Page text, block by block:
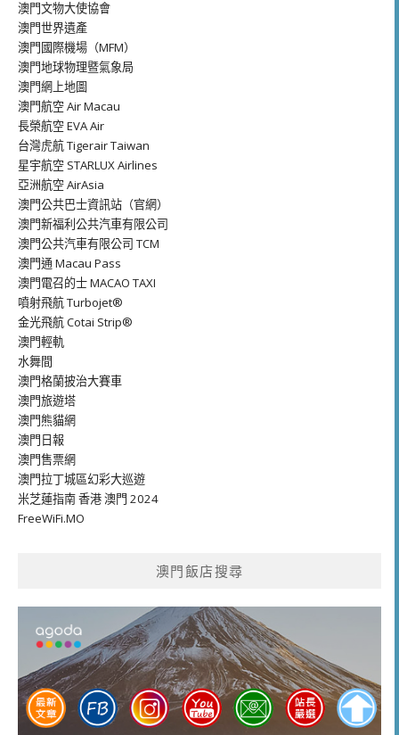
澳門文物大使協會
澳門世界遺產
澳門國際機場（MFM）
澳門地球物理暨氣象局
澳門網上地圖
澳門航空 Air Macau
長榮航空 EVA Air
台灣虎航 Tigerair Taiwan
星宇航空 STARLUX Airlines
亞洲航空 AirAsia
澳門公共巴士資訊站（官網）
澳門新福利公共汽車有限公司
澳門公共汽車有限公司 TCM
澳門通 Macau Pass
澳門電召的士 MACAO TAXI
噴射飛航 Turbojet®
金光飛航 Cotai Strip®
澳門輕軌
水舞間
澳門格蘭披治大賽車
澳門旅遊塔
澳門熊貓網
澳門日報
澳門售票網
澳門拉丁城區幻彩大巡遊
米芝蓮指南 香港 澳門 2024
FreeWiFi.MO
澳門飯店搜尋